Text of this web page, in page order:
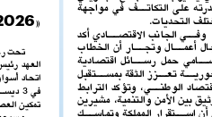
«
تحت رعاية صاحب السمو الملكي الأمير سلمان بن حمد آل خليفة ولي
العهد رئيس مجلس الوزراء تســـتضيف بورصة البحرين، بالتعاون مع
اتحاد أسواق المال العربية، مؤتمر
3 ديســـمبر
في
تمكين العصر القادم من التداول».
وفـــي الجانب الاقتصـــادي أكد